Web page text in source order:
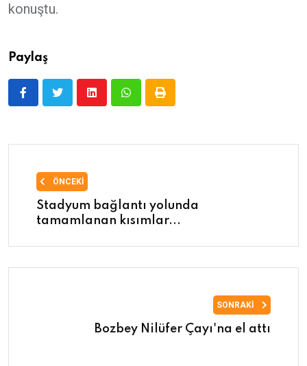
konuştu.
Paylaş
ÖNCEKI
Stadyum bağlantı yolunda
tamamlanan kısımlar...
SONRAKI
Bozbey Nilüfer Çayı'na el attı